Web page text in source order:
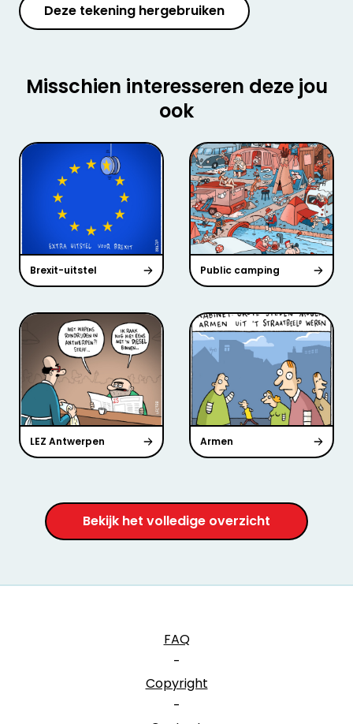
Deze tekening hergebruiken
Misschien interesseren deze jou
ook
Brexit-uitstel Public camping
LEZ Antwerpen Armen
Bekijk het volledige overzicht
FAQ
-
Copyright
-